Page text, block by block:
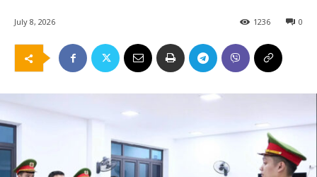
July 8, 2026 0
1236